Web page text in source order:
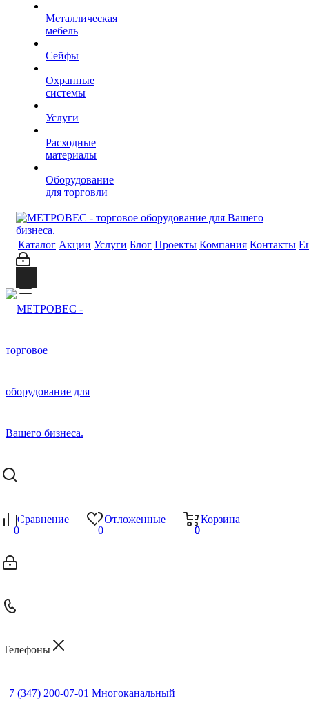
Металлическая
мебель
Сейфы
Охранные
системы
Услуги
Расходные
материалы
Оборудование
для торговли
Каталог Акции Услуги Блог Проекты Компания Контакты
Сравнение
0
Отложенные
0
Корзина
0
0
Телефоны
+7 (347) 200-07-01 Многоканальный